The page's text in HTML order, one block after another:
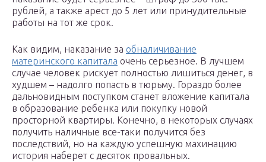
рублей, а также арест до 5 лет или принудительные
работы на тот же срок.
Как видим, наказание за обналичивание
материнского капитала очень серьезное. В лучшем
случае человек рискует полностью лишиться денег, в
худшем – надолго попасть в тюрьму. Гораздо более
дальновидным поступком станет вложение капитала
в образование ребенка или покупку новой
просторной квартиры. Конечно, в некоторых случаях
получить наличные все-таки получится без
последствий, но на каждую успешную махинацию
история наберет с десяток провальных.